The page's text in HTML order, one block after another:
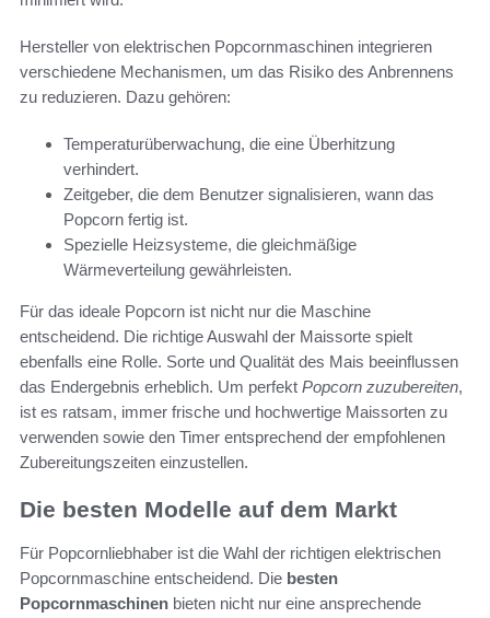
Hersteller von elektrischen Popcornmaschinen integrieren
verschiedene Mechanismen, um das Risiko des Anbrennens
zu reduzieren. Dazu gehören:
Temperaturüberwachung, die eine Überhitzung
verhindert.
Zeitgeber, die dem Benutzer signalisieren, wann das
Popcorn fertig ist.
Spezielle Heizsysteme, die gleichmäßige
Wärmeverteilung gewährleisten.
Für das ideale Popcorn ist nicht nur die Maschine
entscheidend. Die richtige Auswahl der Maissorte spielt
ebenfalls eine Rolle. Sorte und Qualität des Mais beeinflussen
das Endergebnis erheblich. Um perfekt Popcorn zuzubereiten,
ist es ratsam, immer frische und hochwertige Maissorten zu
verwenden sowie den Timer entsprechend der empfohlenen
Zubereitungszeiten einzustellen.
Die besten Modelle auf dem Markt
Für Popcornliebhaber ist die Wahl der richtigen elektrischen
Popcornmaschine entscheidend. Die besten
Popcornmaschinen bieten nicht nur eine ansprechende